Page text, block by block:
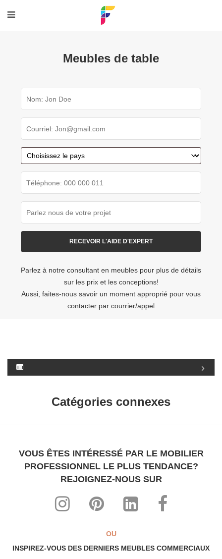
Meubles de table
Parlez à notre consultant en meubles pour plus de détails
sur les prix et les conceptions!
Aussi, faites-nous savoir un moment approprié pour vous
contacter par courrier/appel
Catégories connexes
VOUS ÊTES INTÉRESSÉ PAR LE MOBILIER
PROFESSIONNEL LE PLUS TENDANCE?
REJOIGNEZ-NOUS SUR
OU
INSPIREZ-VOUS DES DERNIERS MEUBLES COMMERCIAUX